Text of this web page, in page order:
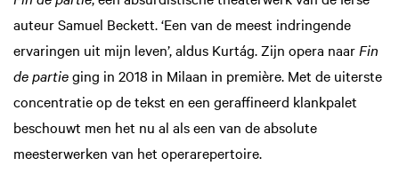
auteur Samuel Beckett. ‘Een van de meest indringende
ervaringen uit mijn leven’, aldus Kurtág. Zijn opera naar Fin
de partieging in 2018 in Milaan in première. Met de uiterste
concentratie op de tekst en een geraffineerd klankpalet
beschouwt men het nu al als een van de absolute
meesterwerken van het operarepertoire.